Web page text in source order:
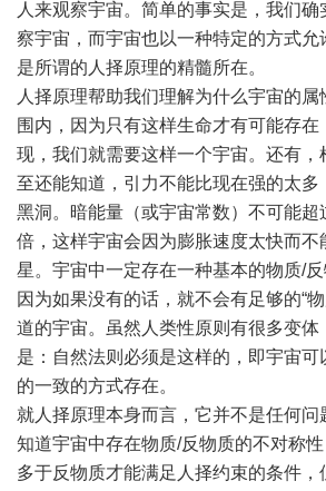
人来观察宇宙。简单的事实是，我们
察宇宙，而宇宙也以一种特定的方式允
是所谓的人择原理的精髓所在。
人择原理帮助我们理解为什么宇宙的
围内，因为只有这样生命才有可能存在
现，我们就需要这样一个宇宙。还有，
至还能知道，引力不能比现在强的太多
黑洞。暗能量（或宇宙常数）不可能超
倍，这样宇宙会因为膨胀速度太快而不
星。宇宙中一定存在一种基本的物质/反
因为如果没有的话，就不会有足够的“
道的宇宙。虽然人类性原则有很多变体
是：自然法则必须是这样的，即宇宙可
的一致的方式存在。
就人择原理本身而言，它并不是任何问
知道宇宙中存在物质/反物质的不对称
多于反物质才能满足人择约束的条件